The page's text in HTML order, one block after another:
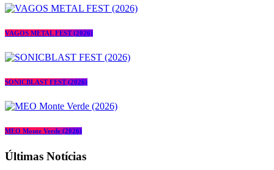
VAGOS METAL FEST (2026)
SONICBLAST FEST (2026)
MEO Monte Verde (2026)
Últimas Notícias